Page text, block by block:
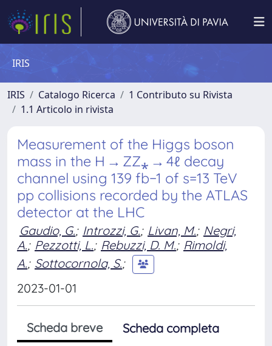
IRIS
IRIS Catalogo Ricerca
1 Contributo su Rivista
1.1 Articolo in rivista
Measurement of the Higgs boson
mass in the H → ZZ⁎ → 4ℓ decay
channel using 139 fb−1 of s=13 TeV
pp collisions recorded by the ATLAS
detector at the LHC
Gaudio, G.; Introzzi, G.; Livan, M.; Negri,
A.; Pezzotti, L.; Rebuzzi, D. M.; Rimoldi,
A.; Sottocornola, S.;
2023-01-01
Scheda breve
Scheda completa